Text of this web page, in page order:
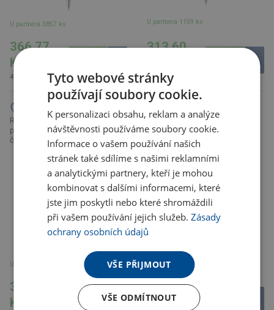
U partnera 3857 ks
366.77
Kč
443.79 Kč s DPH
U partnera 1159 ks
313.60
379.46 Kč s DPH
ROCHESTER kovové kuličkové
pero značky CHARLES DICKENS,
černá
U partnera 1691 ks
343.49
Kč
WRITER konferenční desky A4,
značka Charles Dickens
U partnera 212 ks
630.39
Kč
Tyto webové stránky
používají soubory cookie.
K personalizaci obsahu, reklam a analýze
návštěvnosti používáme soubory cookie.
Informace o vašem používání našich
stránek také sdílíme s našimi reklamními
a analytickými partnery, kteří je mohou
kombinovat s dalšími informacemi, které
jste jim poskytli nebo které shromáždili
při vašem používání jejich služeb.Zásady
ochrany osobních údajů
VŠE PŘIJMOUT
VŠE ODMÍTNOUT